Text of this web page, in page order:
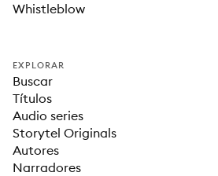
Whistleblow
EXPLORAR
Buscar
Títulos
Audio series
Storytel Originals
Autores
Narradores